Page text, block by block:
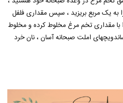
به یک مربع بریزید ، سپس مقداری فلفل
با مقداری تخم مرغ مخلوط کرده و مخلوط
املت صبحانه آسان ، نان خرد